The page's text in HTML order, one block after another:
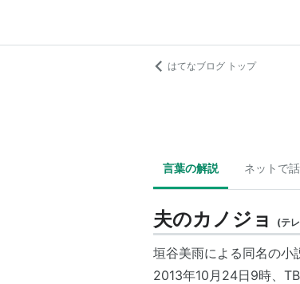
はてなブログ トップ
言葉の解説 ネットで
夫のカノジョ (テ
垣谷美雨による同名の小
2013年10月24日9時、